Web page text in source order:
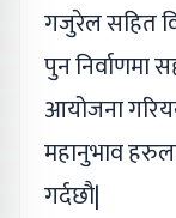
गजुरेल सहित
पुन निर्वाणमा
आयोजना
महानुभाव
गर्दछौ|